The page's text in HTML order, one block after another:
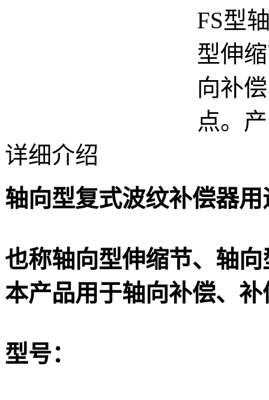
FS型
型伸
向补
点。
详细介绍
轴向型复式波纹补偿器用
也称轴向型伸缩节、轴
本产品用于轴向补偿、
型号：